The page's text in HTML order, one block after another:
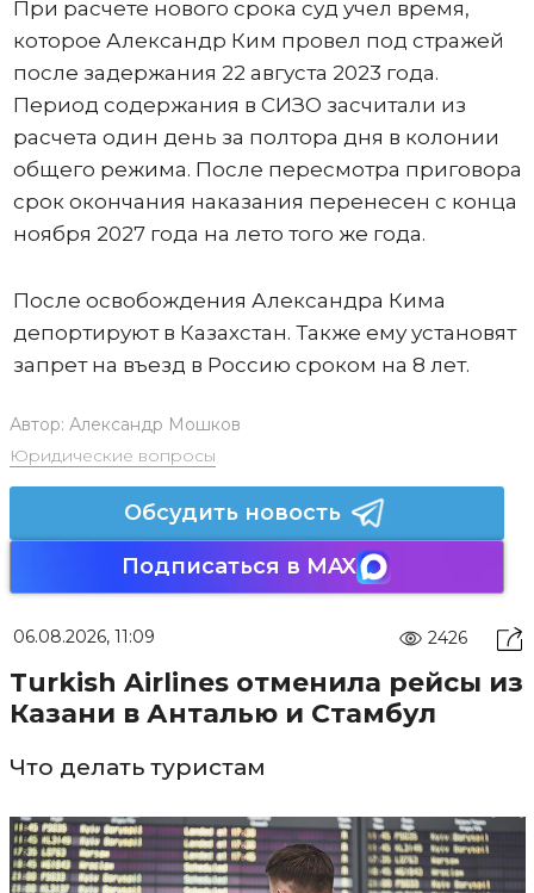
При расчете нового срока суд учел время,
которое Александр Ким провел под стражей
после задержания 22 августа 2023 года.
Период содержания в СИЗО засчитали из
расчета один день за полтора дня в колонии
общего режима. После пересмотра приговора
срок окончания наказания перенесен с конца
ноября 2027 года на лето того же года.
После освобождения Александра Кима
депортируют в Казахстан. Также ему установят
запрет на въезд в Россию сроком на 8 лет.
Автор: Александр Мошков
Юридические вопросы
Обсудить новость
Подписаться в MAX
06.08.2026, 11:09 2426
Turkish Airlines отменила рейсы из
Казани в Анталью и Стамбул
Что делать туристам